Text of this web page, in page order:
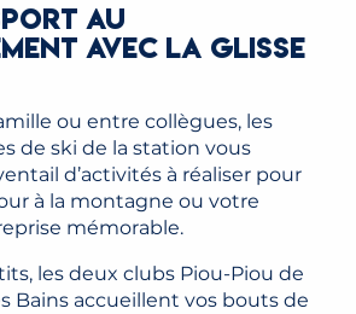
AU
AVEC LA GLISSE
ou entre collègues, les
de ski de la station vous
d’activités à réaliser pour
à la montagne ou votre
mémorable.
les deux clubs Piou-Piou de
Bains accueillent vos bouts de